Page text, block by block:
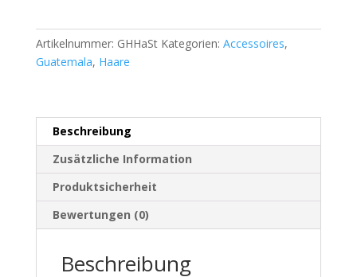
Artikelnummer: GHHaSt Kategorien: Accessoires,
Guatemala, Haare
Beschreibung
Zusätzliche Information
Produktsicherheit
Bewertungen (0)
Beschreibung